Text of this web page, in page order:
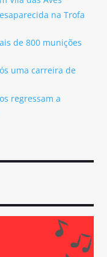
na Trofa
de 800 munições
uma carreira de
regressam a